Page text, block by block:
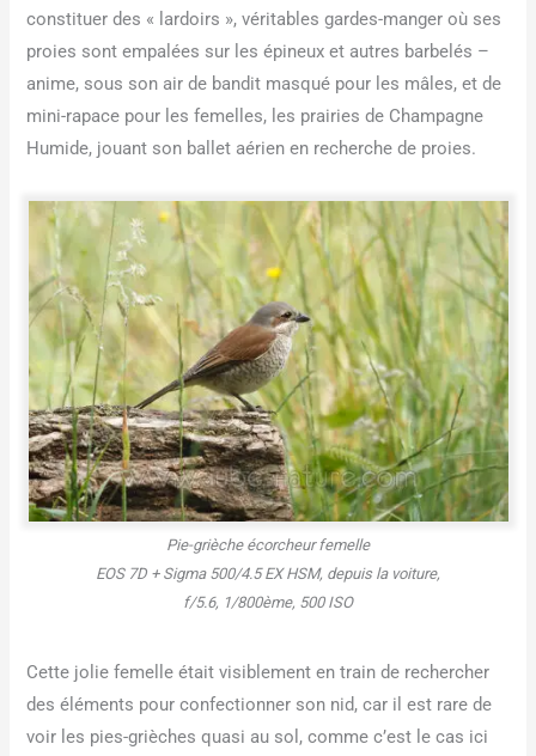
constituer des « lardoirs », véritables gardes-manger où ses
proies sont empalées sur les épineux et autres barbelés –
anime, sous son air de bandit masqué pour les mâles, et de
mini-rapace pour les femelles, les prairies de Champagne
Humide, jouant son ballet aérien en recherche de proies.
Pie-grièche écorcheur femelle
EOS 7D + Sigma 500/4.5 EX HSM, depuis la voiture,
f/5.6, 1/800ème, 500 ISO
Cette jolie femelle était visiblement en train de rechercher
des éléments pour confectionner son nid, car il est rare de
voir les pies-grièches quasi au sol, comme c’est le cas ici